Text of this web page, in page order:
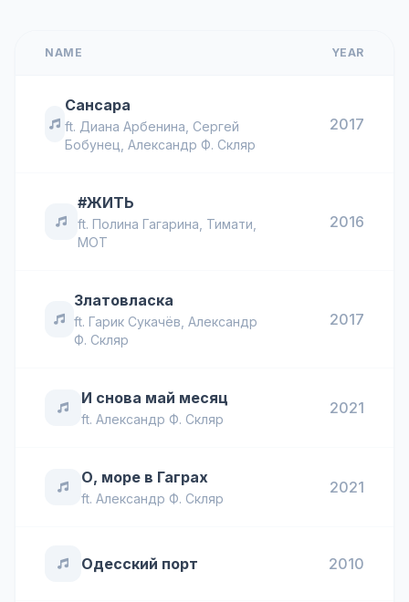
NAME YEAR
Сансара
ft. Диана Арбенина Сергей
Бобунец ,Александр Ф. Скляр
2017
#ЖИТЬ
ft.Полина Гагарина Тимати
MOT
2016
Златовласка
ft.Гарик Сукачёв ,Александр
Ф. Скляр
2017
И снова май месяц
ft. Александр Ф. Скляр
2021
О, море в Гаграх
ft. Александр Ф. Скляр
2021
Одесский порт 2010